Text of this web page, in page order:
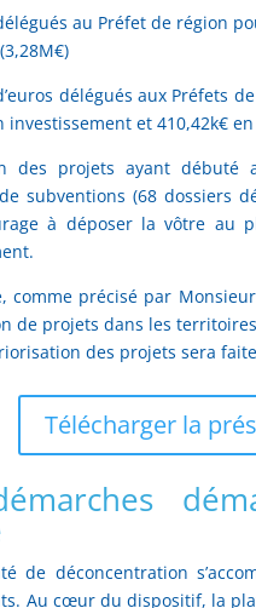
au Préfet de région
délégués aux Préfets
investissement et 410,42k€
des projets ayant débuté
subventions (68 dossiers
à déposer la vôtre
comme précisé par
de projets dans les territoires
des projets sera
Télécharger la
de déconcentration
Au cœur du dispositif, la